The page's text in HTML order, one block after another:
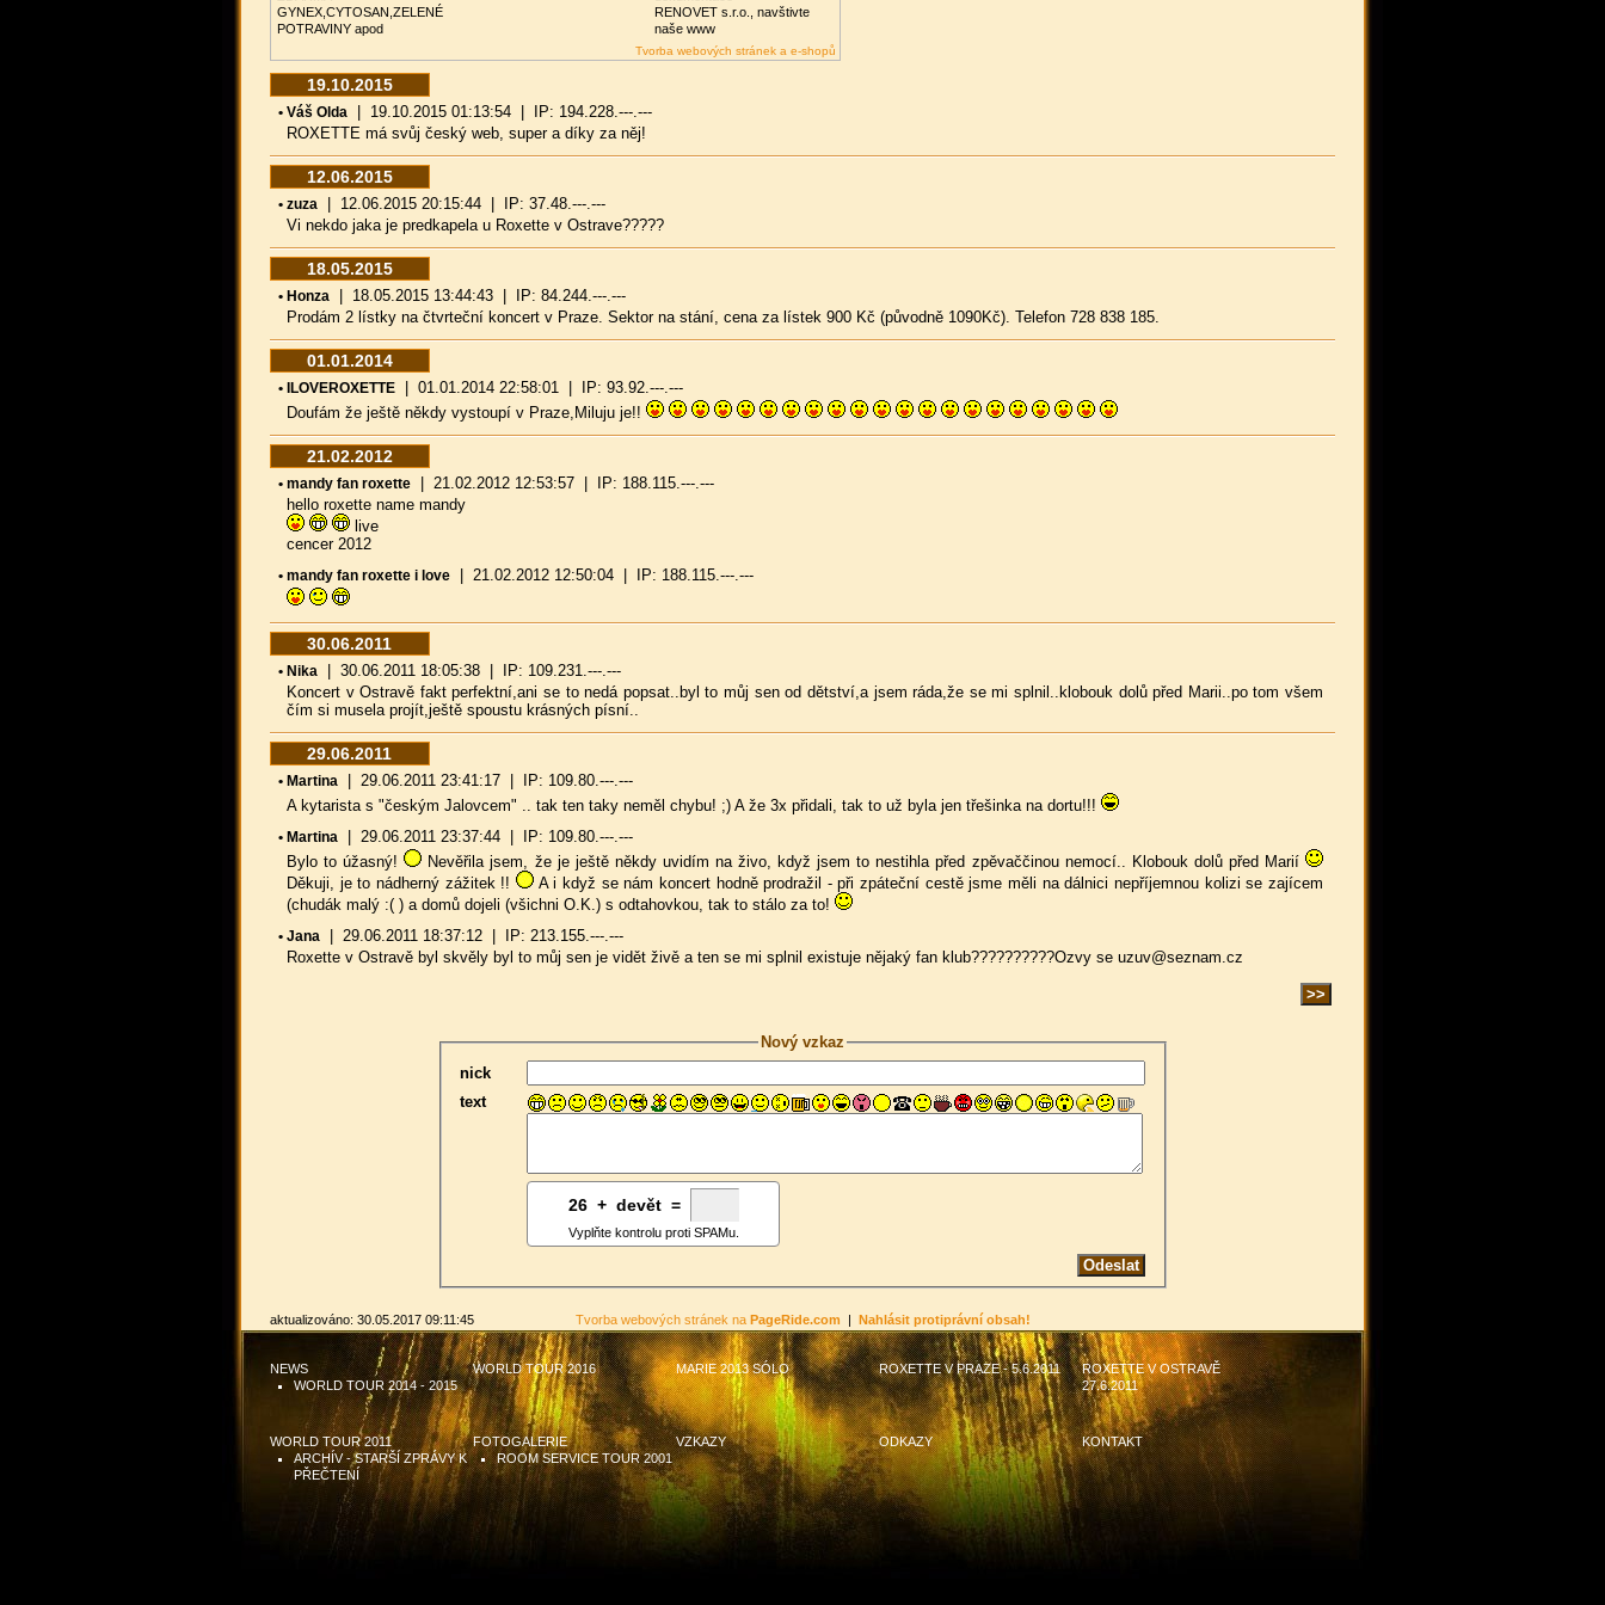
GYNEX,CYTOSAN,ZELENÉ
POTRAVINY apod
RENOVET s.r.o., navštivte
naše www
Tvorba webových stránek a e-shopů
19.10.2015
• Váš Olda | 19.10.2015 01:13:54 | IP: 194.228.---.---
ROXETTE má svůj český web, super a díky za něj!
12.06.2015
• zuza | 12.06.2015 20:15:44 | IP: 37.48.---.---
Vi nekdo jaka je predkapela u Roxette v Ostrave?????
18.05.2015
• Honza | 18.05.2015 13:44:43 | IP: 84.244.---.---
Prodám 2 lístky na čtvrteční koncert v Praze. Sektor na stání, cena za lístek 900 Kč (původně 1090Kč). Telefon 728 838 185.
01.01.2014
• ILOVEROXETTE | 01.01.2014 22:58:01 | IP: 93.92.---.---
Doufám že ještě někdy vystoupí v Praze,Miluju je!!
21.02.2012
• mandy fan roxette | 21.02.2012 12:53:57 | IP: 188.115.---.---
hello roxette name mandy
live
cencer 2012
• mandy fan roxette i love | 21.02.2012 12:50:04 | IP: 188.115.---.---
30.06.2011
• Nika | 30.06.2011 18:05:38 | IP: 109.231.---.---
Koncert v Ostravě fakt perfektní,ani se to nedá popsat..byl to můj sen od dětství,a jsem ráda,že se mi splnil..klobouk dolů před Marii..po tom všem
čím si musela projít,ještě spoustu krásných písní..
29.06.2011
• Martina | 29.06.2011 23:41:17 | IP: 109.80.---.---
A kytarista s "českým Jalovcem" .. tak ten taky neměl chybu! ;) A že 3x přidali, tak to už byla jen třešinka na dortu!!!
• Martina | 29.06.2011 23:37:44 | IP: 109.80.---.---
Bylo to úžasný!
Nevěřila jsem, že je ještě někdy uvidím na živo, když jsem to nestihla před zpěvaččinou nemocí.. Klobouk dolů před Marií
Děkuji, je to nádherný zážitek !!
A i když se nám koncert hodně prodražil - při zpáteční cestě jsme měli na dálnici nepříjemnou kolizi se zajícem
(chudák malý :( ) a domů dojeli (všichni O.K.) s odtahovkou, tak to stálo za to!
• Jana | 29.06.2011 18:37:12 | IP: 213.155.---.---
Roxette v Ostravě byl skvěly byl to můj sen je vidět živě a ten se mi splnil existuje nějaký fan klub??????????Ozvy se uzuv@seznam.cz
Nový vzkaz
nick
text
264 +0 devět =
Vyplňte kontrolu proti SPAMu.
Tvorba webových stránek na PageRide.com | Nahlásit protiprávní obsah!
aktualizováno: 30.05.2017 09:11:45
NEWS
WORLD TOUR 2014 - 2015
WORLD TOUR 2016 MARIE 2013 SÓLO ROXETTE V PRAZE - 5.6.2011
ROXETTE V OSTRAVĚ
27.6.2011
WORLD TOUR 2011
ARCHÍV - STARŠÍ ZPRÁVY K
PŘEČTENÍ
FOTOGALERIE
ROOM SERVICE TOUR 2001
VZKAZY ODKAZY KONTAKT